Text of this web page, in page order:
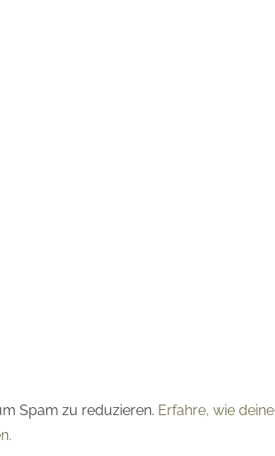
Spam zu reduzieren. Erfahre, wie deine